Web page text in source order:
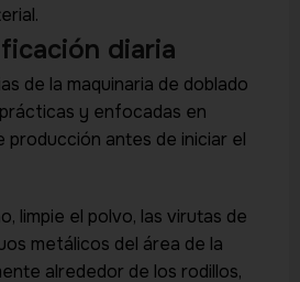
diaria
de la maquinaria de doblado
y enfocadas en
antes de iniciar el
limpie el polvo, las virutas de
metálicos del área de la
alrededor de los rodillos,